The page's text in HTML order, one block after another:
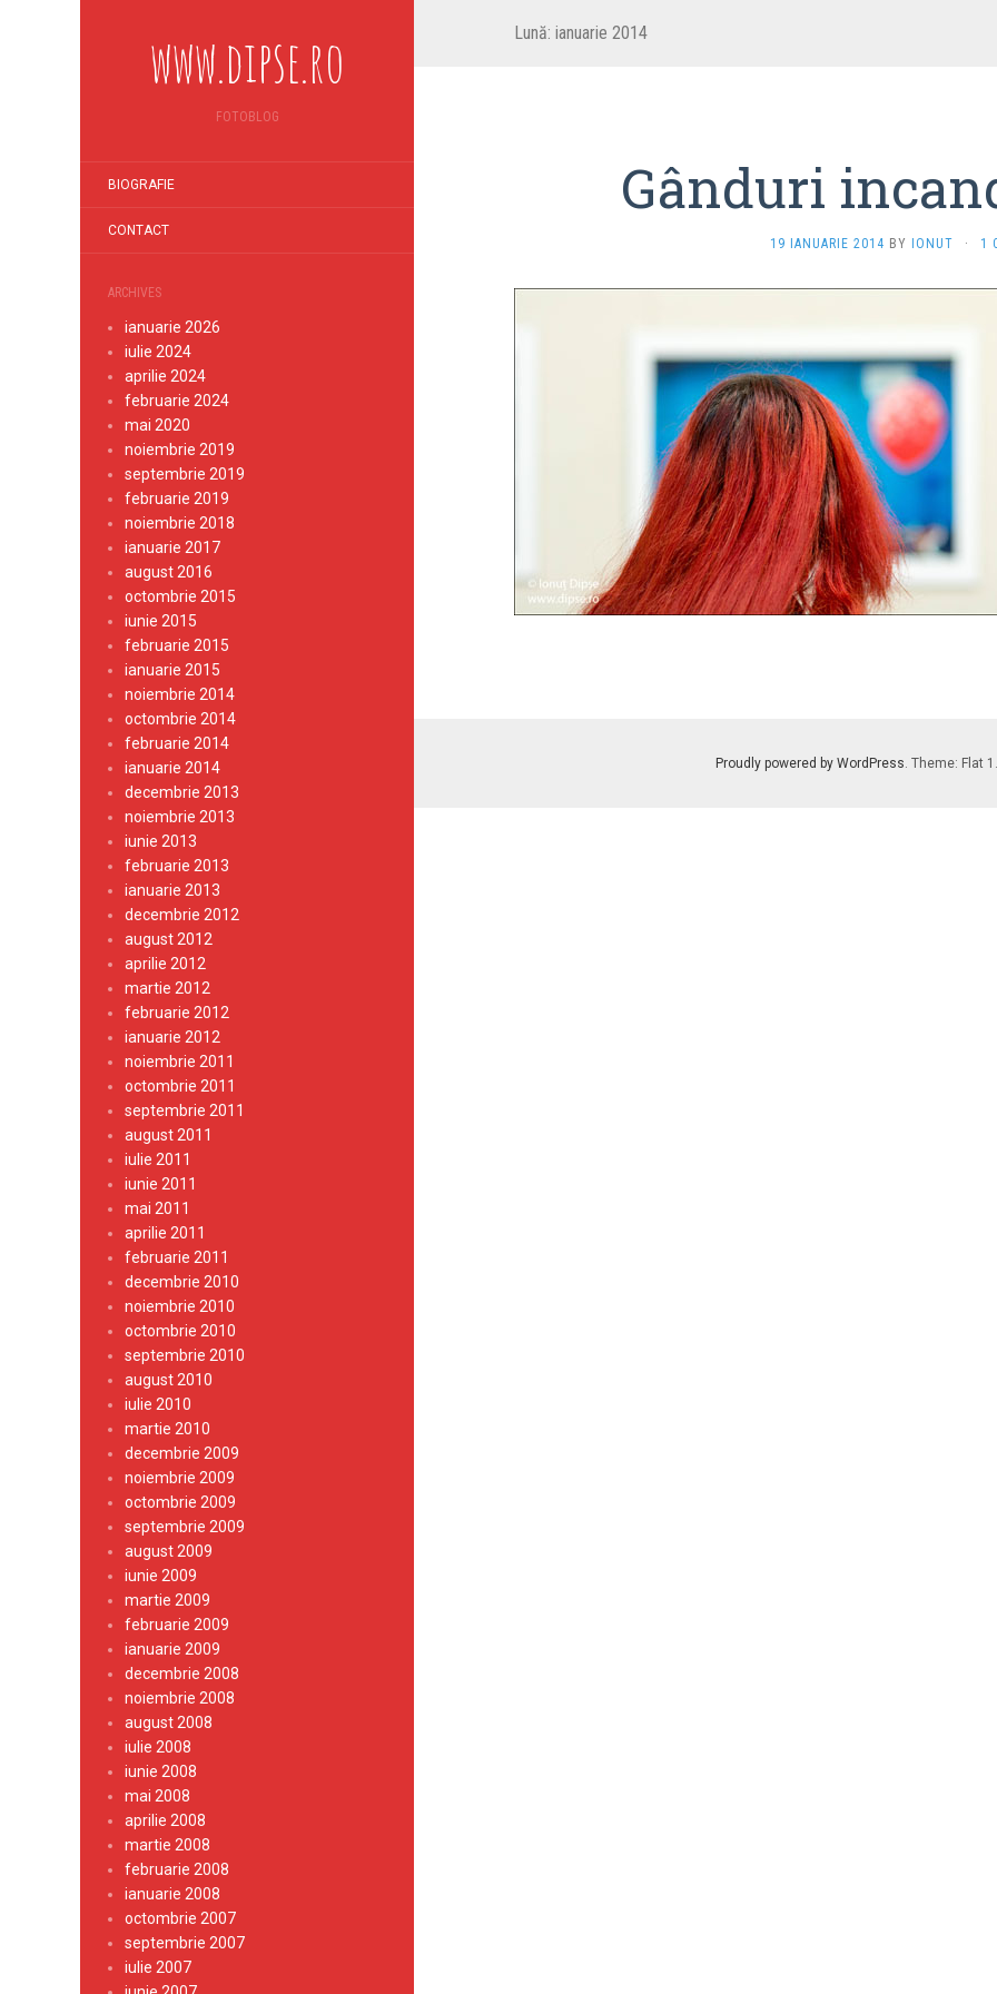
www.dipse.ro
FOTOBLOG
BIOGRAFIE
CONTACT
ARCHIVES
ianuarie 2026
iulie 2024
aprilie 2024
februarie 2024
mai 2020
noiembrie 2019
septembrie 2019
februarie 2019
noiembrie 2018
ianuarie 2017
august 2016
octombrie 2015
iunie 2015
februarie 2015
ianuarie 2015
noiembrie 2014
octombrie 2014
februarie 2014
ianuarie 2014
decembrie 2013
noiembrie 2013
iunie 2013
februarie 2013
ianuarie 2013
decembrie 2012
august 2012
aprilie 2012
martie 2012
februarie 2012
ianuarie 2012
noiembrie 2011
octombrie 2011
septembrie 2011
august 2011
iulie 2011
iunie 2011
mai 2011
aprilie 2011
februarie 2011
decembrie 2010
noiembrie 2010
octombrie 2010
septembrie 2010
august 2010
iulie 2010
martie 2010
decembrie 2009
noiembrie 2009
octombrie 2009
septembrie 2009
august 2009
iunie 2009
martie 2009
februarie 2009
ianuarie 2009
decembrie 2008
noiembrie 2008
august 2008
iulie 2008
iunie 2008
mai 2008
aprilie 2008
martie 2008
februarie 2008
ianuarie 2008
octombrie 2007
septembrie 2007
iulie 2007
Lună: ianuarie 2014
Gânduri
19 IANUARIE 2014 BY IONUT · 1
Proudly powered by WordPress. Theme: Flat